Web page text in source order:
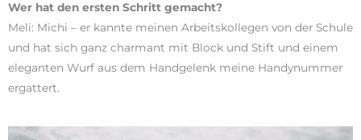
Wer hat den ersten Schritt gemacht?
Meli: Michi – er kannte meinen Arbeitskollegen von der Schule
und hat sich ganz charmant mit Block und Stift und einem
eleganten Wurf aus dem Handgelenk meine Handynummer
ergattert.